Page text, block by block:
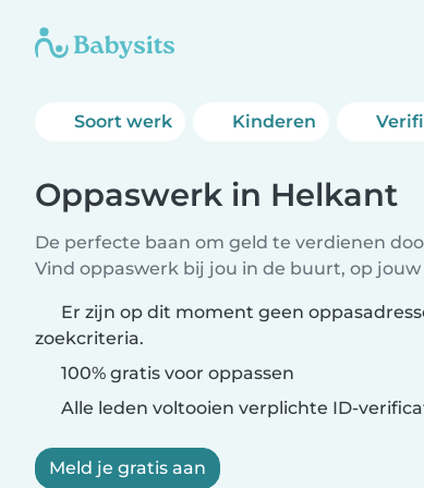
Soort werk Kinderen
Oppaswerk in Helkant
De perfecte baan om geld te verdienen
Vind oppaswerk bij jou in de buurt, op
Er zijn op dit moment geen
zoekcriteria.
100% gratis voor oppassen
Alle leden voltooien verplichte ID-
Meld je gratis aan